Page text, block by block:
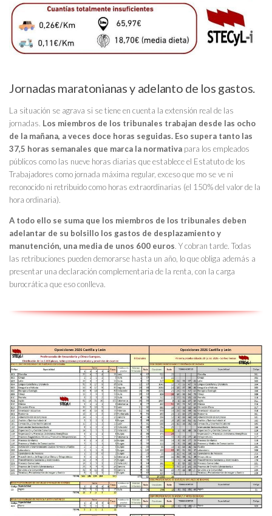
Jornadas maratonianas y adelanto de los gastos.
La situación se agrava si se tiene en cuenta la extensión real de las
jornadas. Los miembros de los tribunales trabajan desde las ocho
de la mañana, a veces doce horas seguidas. Eso supera tanto las
37,5 horas semanales que marca la normativa para los empleados
públicos como las nueve horas diarias que establece el Estatuto de los
Trabajadores como jornada máxima regular, exceso que mo se ve ni
reconocido ni retribuido como horas extraordinarias (el 150% del valor de la
hora ordinaria).
A todo ello se suma que los miembros de los tribunales deben
adelantar de su bolsillo los gastos de desplazamiento y
manutención, una media de unos 600 euros. Y cobran tarde. Todas
las retribuciones pueden demorarse hasta un año, lo que obliga además a
presentar una declaración complementaria de la renta, con la carga
burocrática que eso conlleva.